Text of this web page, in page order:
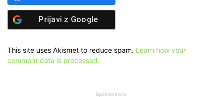
Prijavi z Google
This site uses Akismet to reduce spam. Learn how your
comment data is processed.
Sponzorirano